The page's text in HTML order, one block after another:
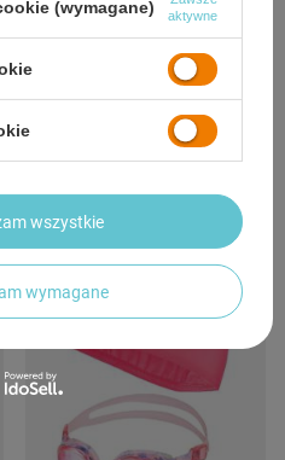
NILS Zielono-Czarny Dziecięcy
Zestaw Pływacki Czepek Ryba +
Okulary
43,20 zł / szt.
(wymagane)
aktywne
wymagane
wszystkie